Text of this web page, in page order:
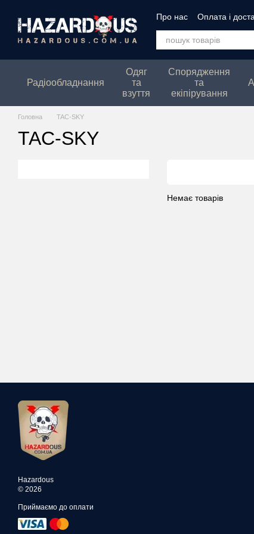
Про нас Оплата і
Політика
Радіообладнання
Одяг
та
взуття
Спорядження
та
екіпірування
Головна TAC-SKY
TAC-SKY
Немає товарів
Hazardous
© 2026
Приймаємо до оплати